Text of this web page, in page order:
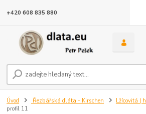
+420 608 835 880
Úvod Řezbářská dláta - Kirschen Lžícovitá (
profil 11